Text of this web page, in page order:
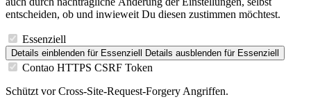
entscheiden, ob und inwieweit Du diesen zustimmen möchtest.
Essenziell
Details einblenden für Essenziell Details ausblenden für Essenziell
Contao HTTPS CSRF Token
Schützt vor Cross-Site-Request-Forgery Angriffen.